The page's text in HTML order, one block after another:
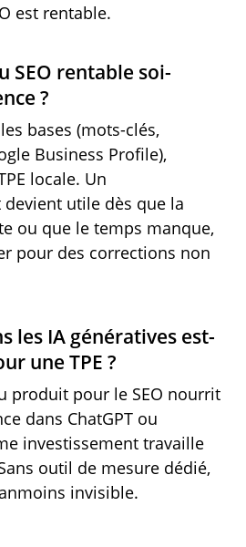
est rentable.
SEO rentable soi-
?
bases (mots-clés,
Business Profile),
locale. Un
utile dès que la
ou que le temps manque,
pour des corrections non
les IA génératives est-
une TPE ?
produit pour le SEO nourrit
dans ChatGPT ou
investissement travaille
outil de mesure dédié,
invisible.